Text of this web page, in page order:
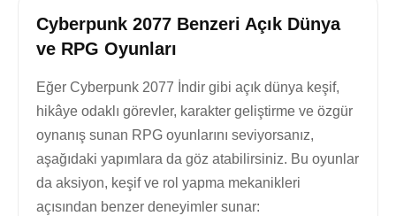
Cyberpunk 2077 Benzeri Açık Dünya
ve RPG Oyunları
Eğer Cyberpunk 2077 İndir gibi açık dünya keşif,
hikâye odaklı görevler, karakter geliştirme ve özgür
oynanış sunan RPG oyunlarını seviyorsanız,
aşağıdaki yapımlara da göz atabilirsiniz. Bu oyunlar
da aksiyon, keşif ve rol yapma mekanikleri
açısından benzer deneyimler sunar: